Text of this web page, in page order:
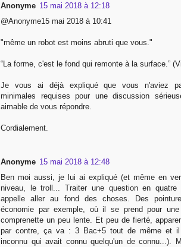
Anonyme 15 mai 2018 à 12:18
@Anonyme15 mai 2018 à 10:41
"même un robot est moins abruti que vous."
“La forme, c'est le fond qui remonte à la surface.”
Je vous ai déjà expliqué que vous n'aviez
minimales requises pour une discussion
aimable de vous répondre.
Cordialement.
Anonyme 15 mai 2018 à 12:48
Ben moi aussi, je lui ai expliqué (et même en
niveau, le troll... Traiter une question en
appelle aller au fond des choses. Des
économie par exemple, où il se prend pour
comprenette un peu lente. Et peu de fierté,
par contre, ça va : 3 Bac+5 tout de même et il
inconnu qui avait connu quelqu'un de connu...).